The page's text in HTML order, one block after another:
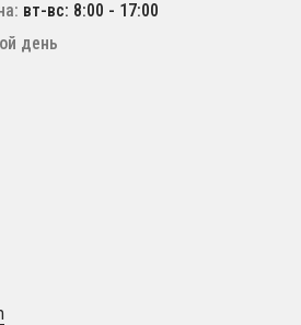
вт-вс: 8:00 - 17:00
день